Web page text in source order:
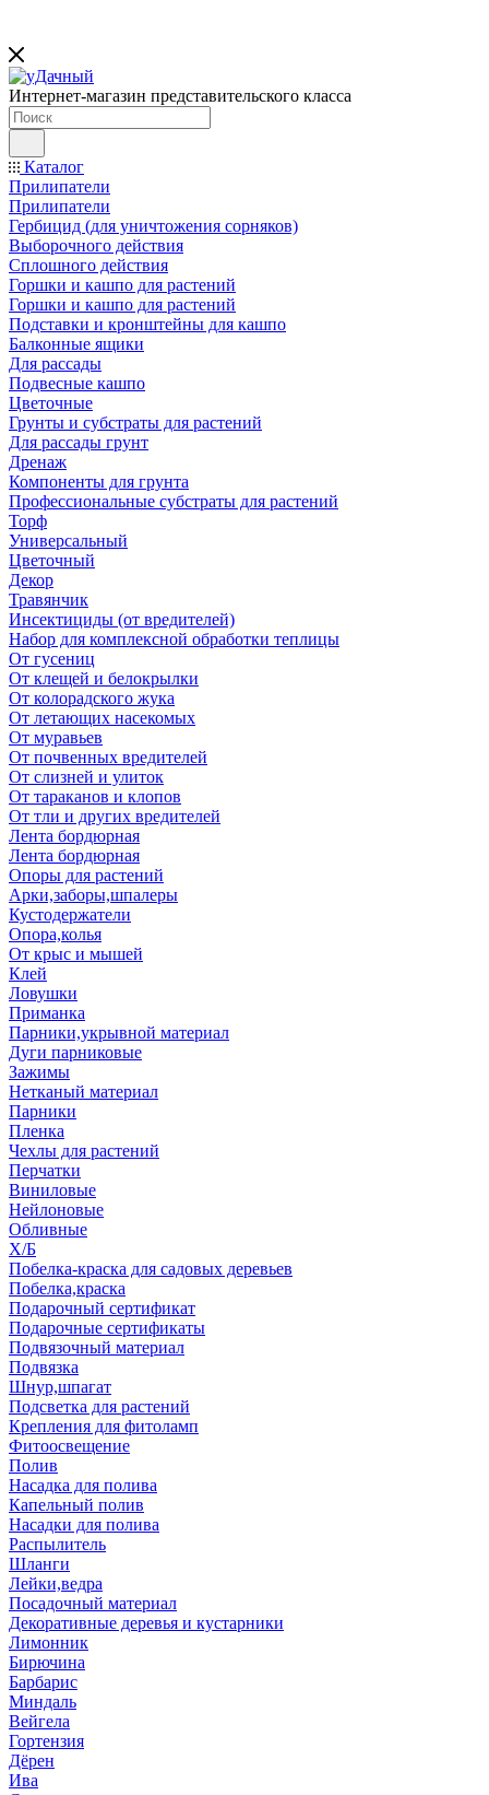
Интернет-магазин представительского класса
Каталог
Прилипатели
Прилипатели
Гербицид (для уничтожения сорняков)
Выборочного действия
Сплошного действия
Горшки и кашпо для растений
Горшки и кашпо для растений
Подставки и кронштейны для кашпо
Балконные ящики
Для рассады
Подвесные кашпо
Цветочные
Грунты и субстраты для растений
Для рассады грунт
Дренаж
Компоненты для грунта
Профессиональные субстраты для растений
Торф
Универсальный
Цветочный
Декор
Травянчик
Инсектициды (от вредителей)
Набор для комплексной обработки теплицы
От гусениц
От клещей и белокрылки
От колорадского жука
От летающих насекомых
От муравьев
От почвенных вредителей
От слизней и улиток
От тараканов и клопов
От тли и других вредителей
Лента бордюрная
Лента бордюрная
Опоры для растений
Арки,заборы,шпалеры
Кустодержатели
Опора,колья
От крыс и мышей
Клей
Ловушки
Приманка
Парники,укрывной материал
Дуги парниковые
Зажимы
Нетканый материал
Парники
Пленка
Чехлы для растений
Перчатки
Виниловые
Нейлоновые
Обливные
Х/Б
Побелка-краска для садовых деревьев
Побелка,краска
Подарочный сертификат
Подарочные сертификаты
Подвязочный материал
Подвязка
Шнур,шпагат
Подсветка для растений
Крепления для фитоламп
Фитоосвещение
Полив
Насадка для полива
Капельный полив
Насадки для полива
Распылитель
Шланги
Лейки,ведра
Посадочный материал
Декоративные деревья и кустарники
Лимонник
Бирючина
Барбарис
Миндаль
Вейгела
Гортензия
Дёрен
Ива